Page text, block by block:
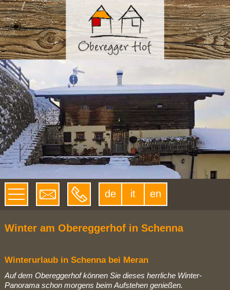
de it en
Winter am Obereggerhof in Schenna
Winterurlaub in Schenna bei Meran
Auf dem Obereggerhof können Sie dieses herrliche Winter-
Panorama schon morgens beim Aufstehen genießen.